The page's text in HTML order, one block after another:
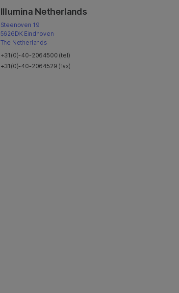
Illumina Netherlands
Steenoven 19
5626DK Eindhoven
The Netherlands
+31(0)-40-2064500 (tel)
+31(0)-40-2064529 (fax)